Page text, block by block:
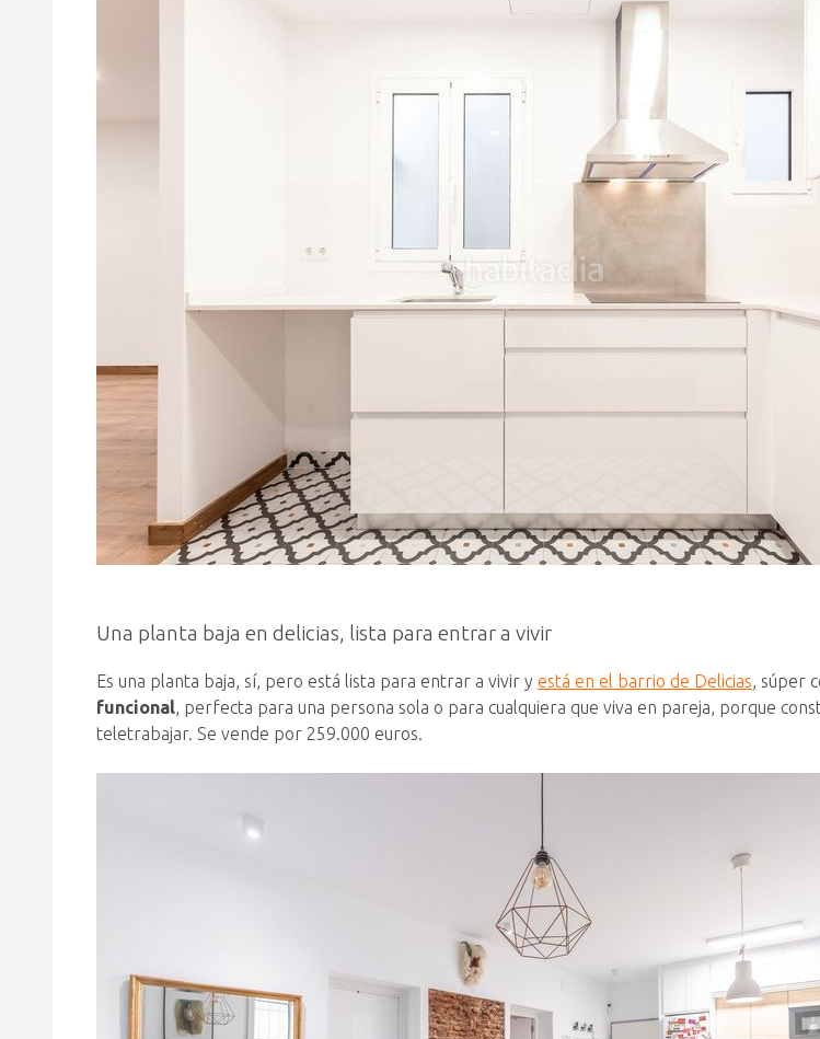
Una planta baja en delicias, lista para entrar a vivir
Es una planta baja, sí, pero está lista para entrar a vivir y está en el barrio de Delicias, súper
funcional, perfecta para una persona sola o para cualquiera que viva en pareja, porque
teletrabajar. Se vende por 259.000 euros.